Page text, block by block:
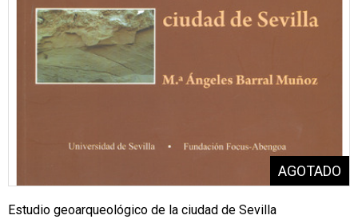
Estudio geoarqueológico de la ciudad de Sevilla